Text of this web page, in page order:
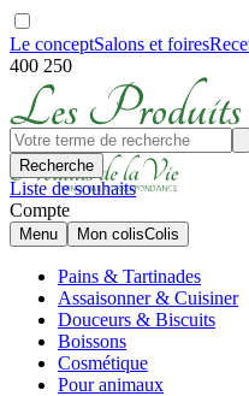
Le conceptSalons et foires
400 250
Recherche
Liste de souhaits
Compte
Menu Mon colisColis
Pains & Tartinades
Assaisonner & Cuisiner
Douceurs & Biscuits
Boissons
Cosmétique
Pour animaux